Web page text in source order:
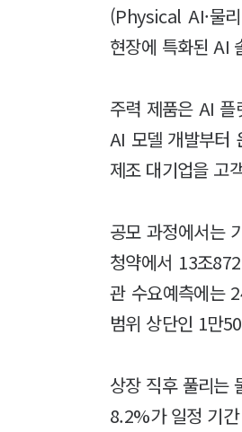
(Physical AI·물
현장에 특화된 AI
주력 제품은 AI
AI 모델 개발부터
제조 대기업을 고
공모 과정에서는
청약에서 13조
관 수요예측에는
범위 상단인 1만
상장 직후 풀리는
8.2%가 일정 기